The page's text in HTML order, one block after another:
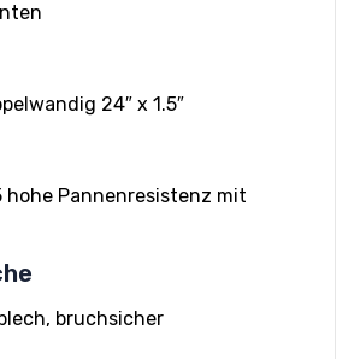
24″ x 1.5″
hohe Pannenresistenz mit
bruchsicher